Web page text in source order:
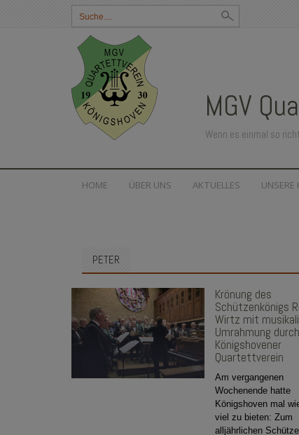
Suchbegriff
eingeben:
MGV
Wenn es einmal so
SKIP
HOME ÜBER UNS AKTUELLES UNSERE
PETER
Krönung des
Schützenkönigs
Wirtz mit
Umrahmung
Königshovener
Quartettverein
Am vergangenen
Wochenende hatte
Königshoven mal
viel zu bieten: Zum
alljährlichen